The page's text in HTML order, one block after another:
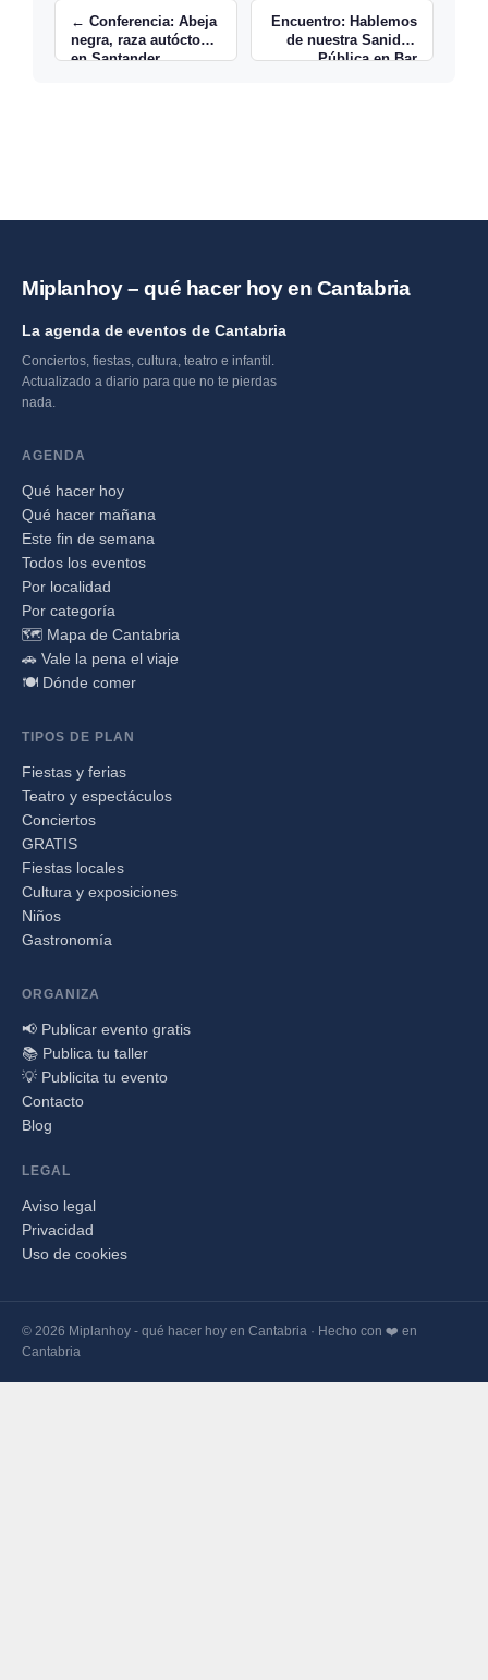
← Conferencia: Abeja
negra, raza autóctona
en Santander
Encuentro: Hablemos
de nuestra Sanidad
Pública en Bar
Miplanhoy – qué hacer hoy en Cantabria
La agenda de eventos de Cantabria
Conciertos, fiestas, cultura, teatro e infantil.
Actualizado a diario para que no te pierdas
nada.
AGENDA
Qué hacer hoy
Qué hacer mañana
Este fin de semana
Todos los eventos
Por localidad
Por categoría
🗺️ Mapa de Cantabria
🚗 Vale la pena el viaje
🍽️ Dónde comer
TIPOS DE PLAN
Fiestas y ferias
Teatro y espectáculos
Conciertos
GRATIS
Fiestas locales
Cultura y exposiciones
Niños
Gastronomía
ORGANIZA
📢 Publicar evento gratis
📚 Publica tu taller
💡 Publicita tu evento
Contacto
Blog
LEGAL
Aviso legal
Privacidad
Uso de cookies
© 2026 Miplanhoy - qué hacer hoy en Cantabria · Hecho con ❤️ en
Cantabria